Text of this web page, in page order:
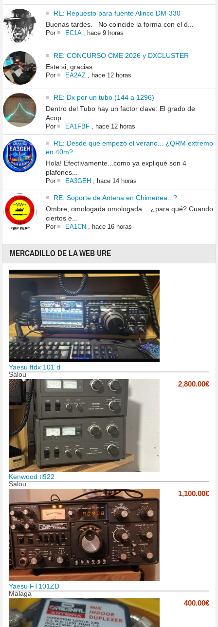
RE: Repuesto para fuente Alinco DM-330
Buenas tardes. No coincide la forma con el d...
Por EC1A, hace 9 horas
RE: CONCURSO CME 2026 y DXCLUSTER
Este si, gracias
Por EA2AZ, hace 12 horas
RE: Dx por un tubo (144 a 1296)
Dentro del Tubo hay un factor clave: El grado de
Acop...
Por EA1FBF, hace 12 horas
RE: Desde que empezó el verano... ¿QRM extremo
en 40m?
Hola! Efectivamente...como ya expliqué son 4
plafones...
Por EA3GEH , hace 14 horas
RE: Soporte de Antena en Chimenea...?
Ombre, omologada omologada… ¿para qué? Cuando
ciertos e...
Por EA1CN , hace 16 horas
MERCADILLO DE LA WEB URE
Yaesu ftdx 101 d
Salou
2,800.00€
Kenwood tl922
Salou
1,100.00€
Yaesu FT101ZD
Malaga
400.00€